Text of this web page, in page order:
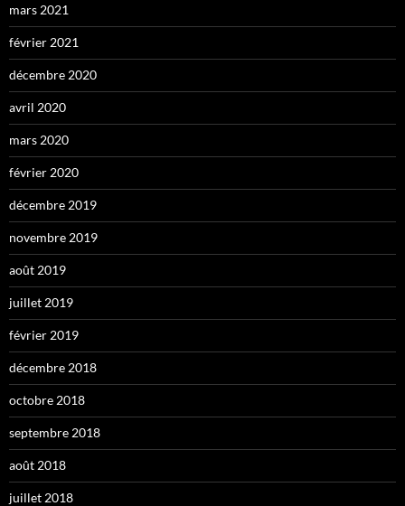
mars 2021
février 2021
décembre 2020
avril 2020
mars 2020
février 2020
décembre 2019
novembre 2019
août 2019
juillet 2019
février 2019
décembre 2018
octobre 2018
septembre 2018
août 2018
juillet 2018